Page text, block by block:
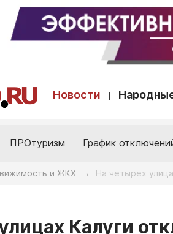
Новости
ПРОтуризм График
и ЖКХ → На четырех
Калуги